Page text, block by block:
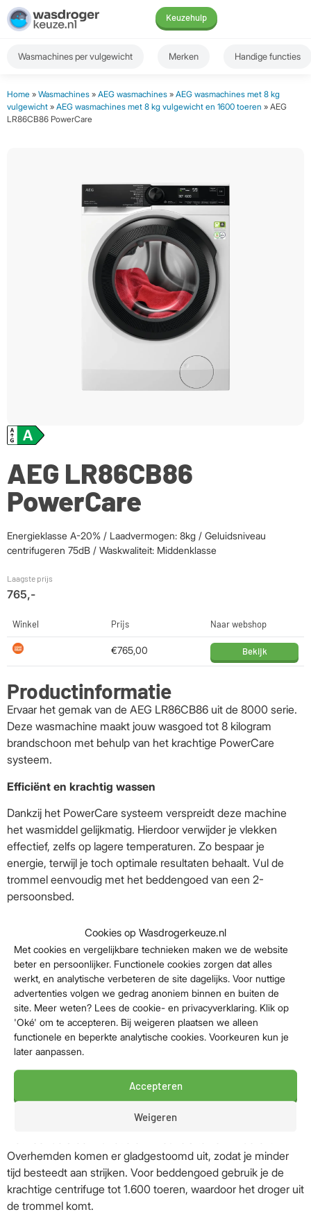
Cookies op Wasdrogerkeuze.nl
Met cookies en vergelijkbare technieken maken we de website
beter en persoonlijker. Functionele cookies zorgen dat alles
werkt, en analytische verbeteren de site dagelijks. Voor nuttige
advertenties volgen we gedrag anoniem binnen en buiten de
site. Meer weten? Lees de cookie- en privacyverklaring. Klik op
'Oké' om te accepteren. Bij weigeren plaatsen we alleen
functionele en beperkte analytische cookies. Voorkeuren kun je
later aanpassen.
Accepteren
Weigeren
Keuzehulp
Wasmachines per vulgewicht Merken Handige functies
Home » Wasmachines » AEG wasmachines » AEG wasmachines met 8 kg
vulgewicht » AEG wasmachines met 8 kg vulgewicht en 1600 toeren » AEG
LR86CB86 PowerCare
AEG LR86CB86
PowerCare
Energieklasse A-20% / Laadvermogen: 8kg / Geluidsniveau
centrifugeren 75dB / Waskwaliteit: Middenklasse
Laagste prijs
765,-
Winkel Prijs Naar webshop
€765,00 Bekijk
Productinformatie
Ervaar het gemak van de AEG LR86CB86 uit de 8000 serie.
Deze wasmachine maakt jouw wasgoed tot 8 kilogram
brandschoon met behulp van het krachtige PowerCare
systeem.
Efficiënt en krachtig wassen
Dankzij het PowerCare systeem verspreidt deze machine
het wasmiddel gelijkmatig. Hierdoor verwijder je vlekken
effectief, zelfs op lagere temperaturen. Zo bespaar je
energie, terwijl je toch optimale resultaten behaalt. Vul de
trommel eenvoudig met het beddengoed van een 2-
persoonsbed.
Geen tijd te verliezen? Met de ‘PowerClean 59 min’ functie
was je een halfvolle trommel binnen een uur. Ideaal voor die
momenten dat je snel een schone was nodig hebt.
Energiezuinig met EcoLine
Met energieklasse A-20% is deze AEG EcoLine automaat
uitzonderlijk zuinig. Zo draag je niet alleen bij aan een beter
milieu, maar bespaar je ook substantieel over de levensduur
Minder kreukels, minder strijken
Overhemden komen er gladgestoomd uit, zodat je minder
tijd besteedt aan strijken. Voor beddengoed gebruik je de
krachtige centrifuge tot 1.600 toeren, waardoor het droger uit
de trommel komt.